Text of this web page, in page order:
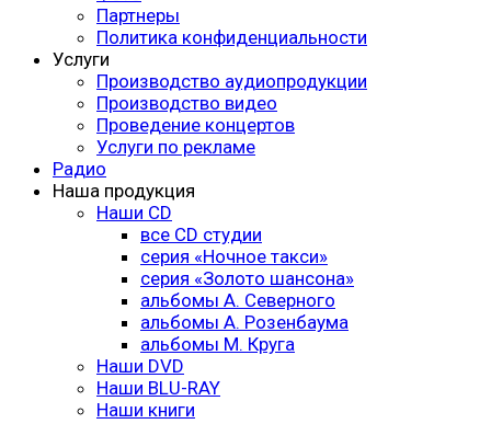
Партнеры
Политика конфиденциальности
Услуги
Производство аудиопродукции
Производство видео
Проведение концертов
Услуги по рекламе
Радио
Наша продукция
Наши CD
все CD студии
серия «Ночное такси»
серия «Золото шансона»
альбомы А. Северного
альбомы А. Розенбаума
альбомы М. Круга
Наши DVD
Наши BLU-RAY
Наши книги